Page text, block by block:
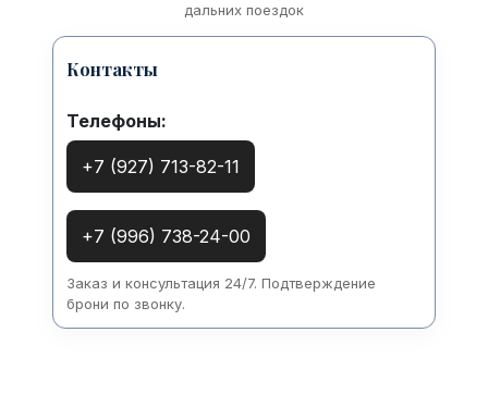
дальних поездок
Контакты
Телефоны:
+7 (927) 713-82-11
+7 (996) 738-24-00
Заказ и консультация 24/7. Подтверждение
брони по звонку.